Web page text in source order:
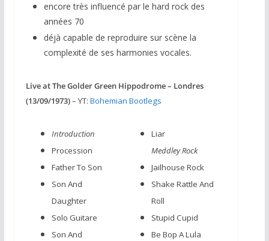
encore très influencé par le hard rock des
années 70
déjà capable de reproduire sur scène la
complexité de ses harmonies vocales.
Live at The Golder Green Hippodrome – Londres
(13/09/1973)– YT: Bohemian Bootlegs
Introduction
Procession
Father To Son
Son And
Daughter
Solo Guitare
Son And
Liar
Meddley Rock
Jailhouse Rock
Shake Rattle And
Roll
Stupid Cupid
Be Bop A Lula